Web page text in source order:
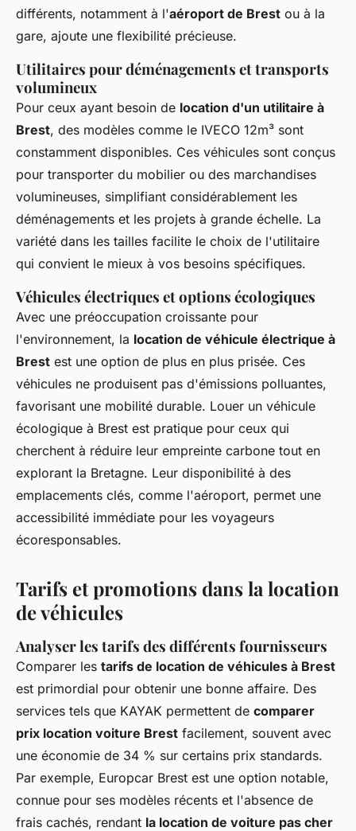
différents, notamment à l'aéroport de Brest ou à la
gare, ajoute une flexibilité précieuse.
Utilitaires pour déménagements et transports
volumineux
Pour ceux ayant besoin de location d'un utilitaire à
Brest, des modèles comme le IVECO 12m³ sont
constamment disponibles. Ces véhicules sont conçus
pour transporter du mobilier ou des marchandises
volumineuses, simplifiant considérablement les
déménagements et les projets à grande échelle. La
variété dans les tailles facilite le choix de l'utilitaire
qui convient le mieux à vos besoins spécifiques.
Véhicules électriques et options écologiques
Avec une préoccupation croissante pour
l'environnement, la location de véhicule électrique à
Brest est une option de plus en plus prisée. Ces
véhicules ne produisent pas d'émissions polluantes,
favorisant une mobilité durable. Louer un véhicule
écologique à Brest est pratique pour ceux qui
cherchent à réduire leur empreinte carbone tout en
explorant la Bretagne. Leur disponibilité à des
emplacements clés, comme l'aéroport, permet une
accessibilité immédiate pour les voyageurs
écoresponsables.
Tarifs et promotions dans la location
de véhicules
Analyser les tarifs des différents fournisseurs
Comparer les tarifs de location de véhicules à Brest
est primordial pour obtenir une bonne affaire. Des
services tels que KAYAK permettent de comparer
prix location voiture Brest facilement, souvent avec
une économie de 34 % sur certains prix standards.
Par exemple, Europcar Brest est une option notable,
connue pour ses modèles récents et l'absence de
frais cachés, rendant la location de voiture pas cher